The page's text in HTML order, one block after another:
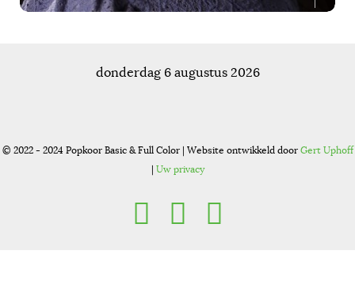
donderdag 6 augustus 2026
© 2022 - 2024 Popkoor Basic & Full Color | Website ontwikkeld door Gert Uphoff
| Uw privacy